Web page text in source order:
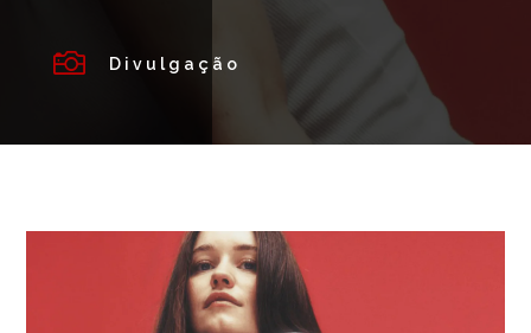
 Divulgação